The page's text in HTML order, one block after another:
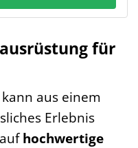
für
aus einem
Erlebnis
hochwertige